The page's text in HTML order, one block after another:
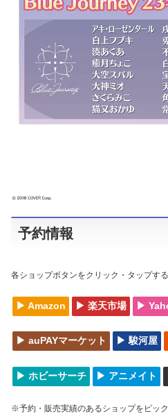
予約情報
各ショップボタンをクリック・タップす
▶︎ Amazon ▶︎ 楽天市場 ▶︎
▶︎ auPAYマーケット ▶︎ 駿河屋
▶︎ ホビーサーチ ▶︎ アニメイト
※予約・販売実績のあるショップをピッ